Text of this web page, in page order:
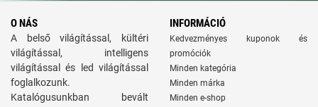
O NÁS
A belső világítással, kültéri
világítással, intelligens
világítással és led világítással
foglalkozunk.
Katalógusunkban bevált
INFORMÁCIÓ
Kedvezményes kuponok és
promóciók
Minden kategória
Minden márka
Minden e-shop